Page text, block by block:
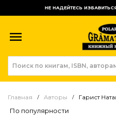
НЕ НАДЕЙТЕСЬ
Главная Авторы Гарист